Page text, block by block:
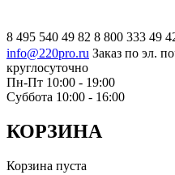
8 495 540 49 82 8 800 333 49
info@220pro.ru Заказ по эл.
круглосуточно
Пн-Пт 10:00 - 19:00
Суббота 10:00 - 16:00
КОРЗИНА
Корзина пуста